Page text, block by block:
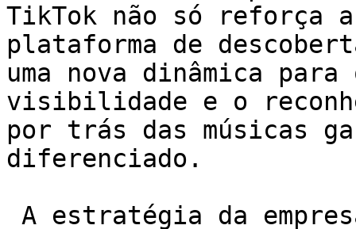
TikTok não só reforça
plataforma de
uma nova dinâmica
visibilidade e o
por trás das músicas
diferenciado.